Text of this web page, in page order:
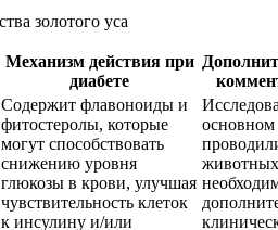
Механизм действия при
диабете
Содержит флавоноиды и
фитостеролы, которые
могут способствовать
снижению уровня
глюкозы в крови, улучшая
чувствительность клеток
к инсулину и/или
основном